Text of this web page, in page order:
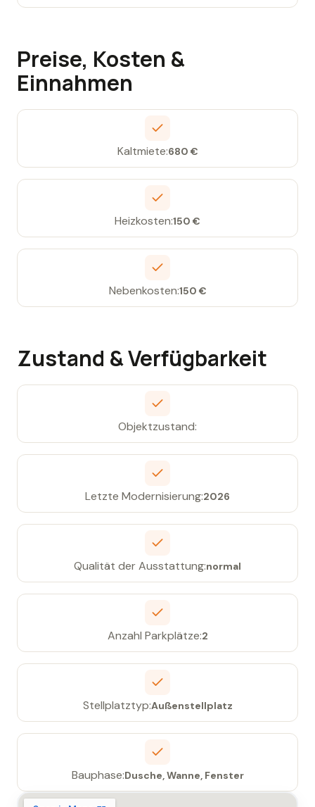
Preise, Kosten &
Einnahmen
Kaltmiete:680 €
Heizkosten:150 €
Nebenkosten:150 €
Zustand & Verfügbarkeit
Objektzustand:
Letzte Modernisierung:2026
Qualität der Ausstattung:normal
Anzahl Parkplätze:2
Stellplatztyp:Außenstellplatz
Bauphase:Dusche, Wanne, Fenster